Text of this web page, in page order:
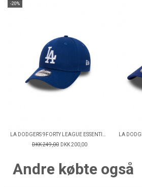
-20%
DKK 249,00 DKK 200,00
Andre købte også